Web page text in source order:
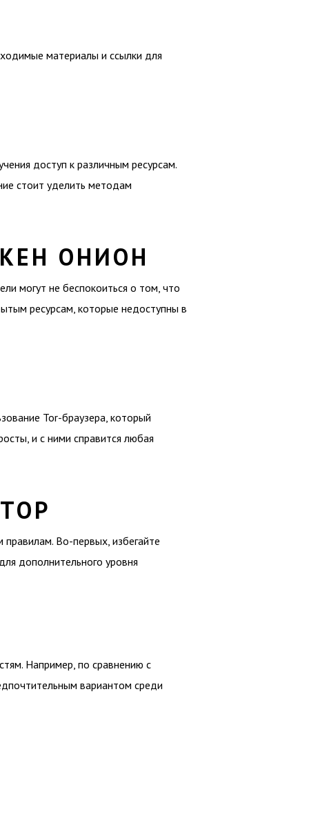
материалы и ссылки для
доступ к различным ресурсам.
стоит уделить методам
ОНИОН
могут не беспокоиться о том, что
ресурсам, которые недоступны в
Tor-браузера, который
и с ними справится любая
правилам. Во-первых, избегайте
дополнительного уровня
Например, по сравнению с
вариантом среди